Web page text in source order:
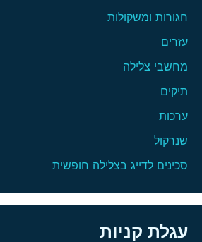
חגורות ומשקולות
עזרים
מחשבי צלילה
תיקים
ערכות
שנרקול
סכינים לדייג בצלילה חופשית
עגלת קניות